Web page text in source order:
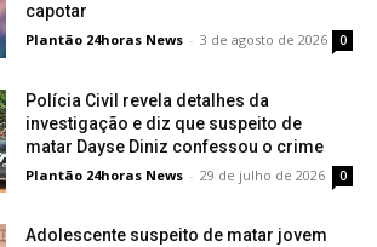
capotar
Plantão 24horas News - 3 de agosto de 2026 0
Polícia Civil revela detalhes da
investigação e diz que suspeito de
matar Dayse Diniz confessou o crime
Plantão 24horas News - 29 de julho de 2026 0
Adolescente suspeito de matar jovem